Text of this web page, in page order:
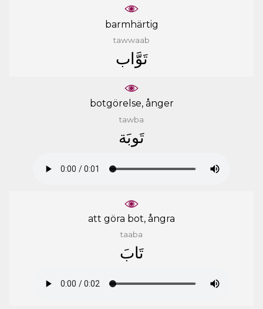
barmhärtig
tawwaab
ﺗَﻮَّﺍﺏ
botgörelse, ånger
tawba
ﺗَﻮﺑَﺔ
att göra bot, ångra
taaba
ﺗَﺎﺏَ